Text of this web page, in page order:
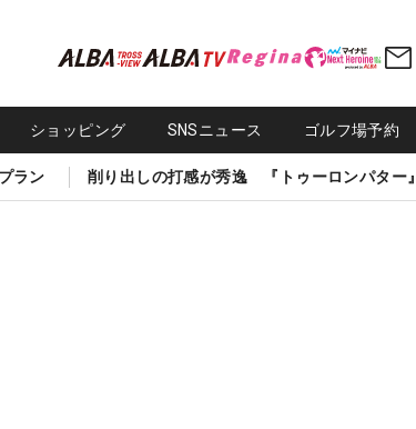
ショッピング SNSニュース ゴルフ場予約
ラン 削り出しの打感が秀逸 『トゥーロンパター』